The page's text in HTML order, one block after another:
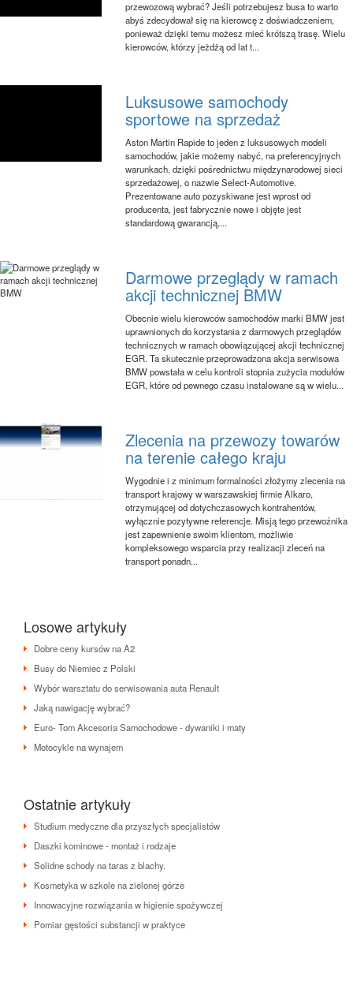
przewozową wybrać? Jeśli potrzebujesz busa to warto
abyś zdecydował się na kierowcę z doświadczeniem,
ponieważ dzięki temu możesz mieć krótszą trasę. Wielu
kierowców, którzy jeżdżą od lat t...
Luksusowe samochody
sportowe na sprzedaż
Aston Martin Rapide to jeden z luksusowych modeli
samochodów, jakie możemy nabyć, na preferencyjnych
warunkach, dzięki pośrednictwu międzynarodowej sieci
sprzedażowej, o nazwie Select-Automotive.
Prezentowane auto pozyskiwane jest wprost od
producenta, jest fabrycznie nowe i objęte jest
standardową gwarancją,...
Darmowe przeglądy w ramach
akcji technicznej BMW
Obecnie wielu kierowców samochodów marki BMW jest
uprawnionych do korzystania z darmowych przeglądów
technicznych w ramach obowiązującej akcji technicznej
EGR. Ta skutecznie przeprowadzona akcja serwisowa
BMW powstała w celu kontroli stopnia zużycia modułów
EGR, które od pewnego czasu instalowane są w wielu...
Zlecenia na przewozy towarów
na terenie całego kraju
Wygodnie i z minimum formalności złożymy zlecenia na
transport krajowy w warszawskiej firmie Alkaro,
otrzymującej od dotychczasowych kontrahentów,
wyłącznie pozytywne referencje. Misją tego przewoźnika
jest zapewnienie swoim klientom, możliwie
kompleksowego wsparcia przy realizacji zleceń na
transport ponadn...
Losowe artykuły
Dobre ceny kursów na A2
Busy do Niemiec z Polski
Wybór warsztatu do serwisowania auta Renault
Jaką nawigację wybrać?
Euro- Tom Akcesoria Samochodowe - dywaniki i maty
Motocykle na wynajem
Ostatnie artykuły
Studium medyczne dla przyszłych specjalistów
Daszki kominowe - montaż i rodzaje
Solidne schody na taras z blachy.
Kosmetyka w szkole na zielonej górze
Innowacyjne rozwiązania w higienie spożywczej
Pomiar gęstości substancji w praktyce